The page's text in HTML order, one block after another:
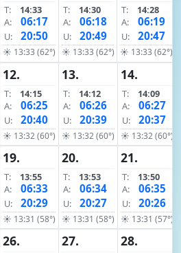
T:
14:33
A:
06:17
U: 20:50
☀ 13:33 (62°)
T:
14:30
A:
06:18
U: 20:49
☀ 13:33 (62°)
T:
14:28
A:
06:19
U: 20:47
☀ 13:33 (62°)
12.
T:
14:15
A:
06:25
U: 20:40
☀ 13:32 (60°)
13.
T:
14:12
A:
06:26
U: 20:39
☀ 13:32 (60°)
14.
T:
14:09
A:
06:27
U: 20:37
☀ 13:32 (60°)
19.
T:
13:55
A:
06:33
U: 20:29
☀ 13:31 (58°)
20.
T:
13:53
A:
06:34
U: 20:27
☀ 13:31 (58°)
21.
T:
13:50
A:
06:35
U: 20:26
☀ 13:31 (57°)
26. 27. 28.